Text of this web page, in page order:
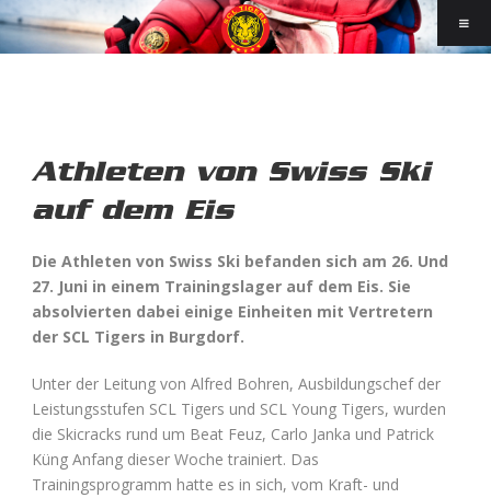
Athleten von Swiss Ski
auf dem Eis
Die Athleten von Swiss Ski befanden sich am 26. Und
27. Juni in einem Trainingslager auf dem Eis. Sie
absolvierten dabei einige Einheiten mit Vertretern
der SCL Tigers in Burgdorf.
Unter der Leitung von Alfred Bohren, Ausbildungschef der
Leistungsstufen SCL Tigers und SCL Young Tigers, wurden
die Skicracks rund um Beat Feuz, Carlo Janka und Patrick
Küng Anfang dieser Woche trainiert. Das
Trainingsprogramm hatte es in sich, vom Kraft- und